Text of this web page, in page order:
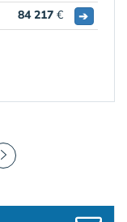
84 217 € ➔